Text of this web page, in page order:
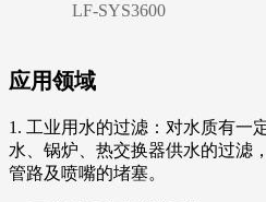
LF-SYS3600
应用领域
1. 工业用水的过滤：对水质有一
水、锅炉、热交换器供水的过滤
管路及喷嘴的堵塞。